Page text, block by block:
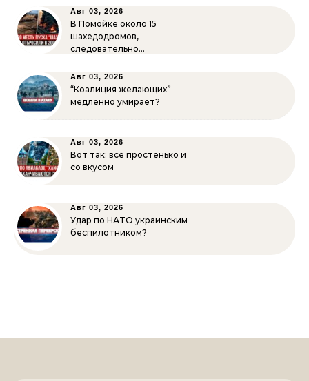
Авг 03, 2026
В Помойке около 15
шахедодромов,
следовательно…
Авг 03, 2026
“Коалиция желающих”
медленно умирает?
Авг 03, 2026
Вот так: всё простенько и
со вкусом
Авг 03, 2026
Удар по НАТО украинским
беспилотником?